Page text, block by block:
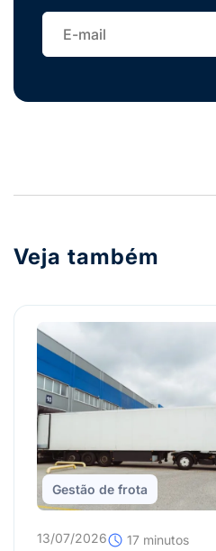
Veja também
Gestão de frota
13/07/2026 17 minutos